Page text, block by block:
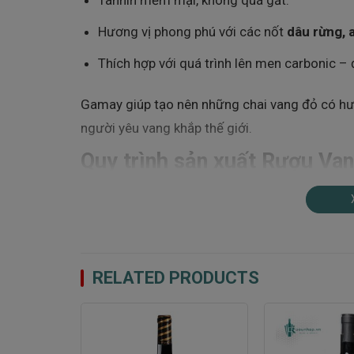
Hương vị phong phú với các nốt dâu rừng,
Thích hợp với quá trình lên men carbonic
Gamay giúp tạo nên những chai vang đỏ có
người yêu vang khắp thế giới.
Quy trình sản xuất Rượu
– Tinh tế từ vườn nho đến
ấn thủ công truyền thống nhưng vẫn linh hoạt
tối ưu, đảm bảo độ chín đồng đều và hương
RELATED PRODUCTS